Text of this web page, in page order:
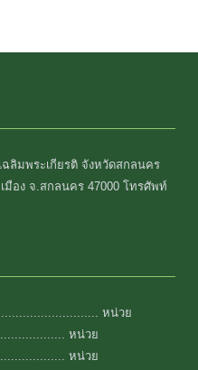
ลิมพระเกียรติ จังหวัดสกลนคร
มือง จ.สกลนคร 47000 โทรศัพท์
หน่วย
หน่วย
หน่วย